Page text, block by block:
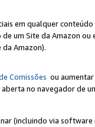
em qualquer
um Site da Amazon
Amazon).
Comissões ou
no navegador de
(incluindo via